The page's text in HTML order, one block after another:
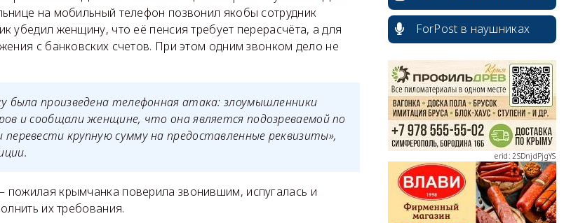
на мобильный телефон позвонил якобы сотрудник
убедил женщину, что её пенсия требует перерасчёта, а для
с банковских счетов. При этом одним звонком дело не
была произведена телефонная атака: злоумышленники
и сообщали женщине, что она является подозреваемой по
крупную сумму на предоставленные реквизиты»,
крымчанка поверила звонившим, испугалась и
их требования.
ForPost в наушниках
erid: 2SDnjdPjgYS